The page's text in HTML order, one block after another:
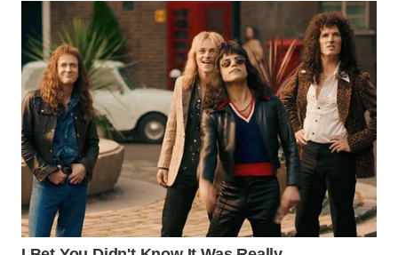
CIANJUR
WN
KEPULAUAN
SERIBU
WN
TANGERANG
WN
BINJAI